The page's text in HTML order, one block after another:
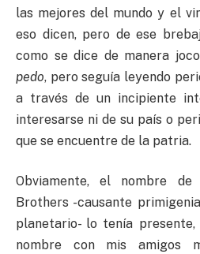
las mejores del mundo y el
eso dicen, pero de ese
como se dice de manera
pedo, pero seguía leyendo
a través de un incipiente
interesarse ni de su país o
que se encuentre de la patria.
Obviamente, el nombre de
Brothers -causante
planetario- lo tenía
nombre con mis amigos